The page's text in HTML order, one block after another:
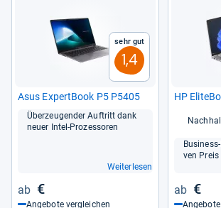
Sehr gut
1,4
Asus Expert­Book P5 P5405
Über­zeu­gen­der Auf­tritt dank
neuer Intel-​Pro­zes­so­ren
Weiterlesen
€
Angebote vergleichen
HP
ven Preis
€